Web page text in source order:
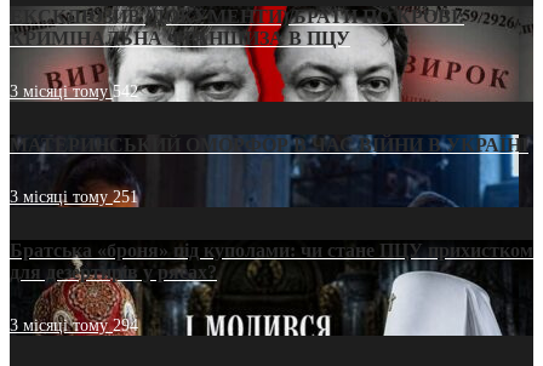
ЕКСКЛЮЗИВ (ДОКУМЕНТИ)/БРАТИ ПО КРОВІ:
КРИМІНАЛЬНА ФРАНШИЗА В ПЦУ
3 місяці тому542
МАТЕРИНСЬКИЙ ОМОРФОР В ЧАС ВІЙНИ В УКРАЇНІ
3 місяці тому251
Братська «броня» під куполами: чи стане ПЦУ прихистком
для дезертирів у рясах?
3 місяці тому294